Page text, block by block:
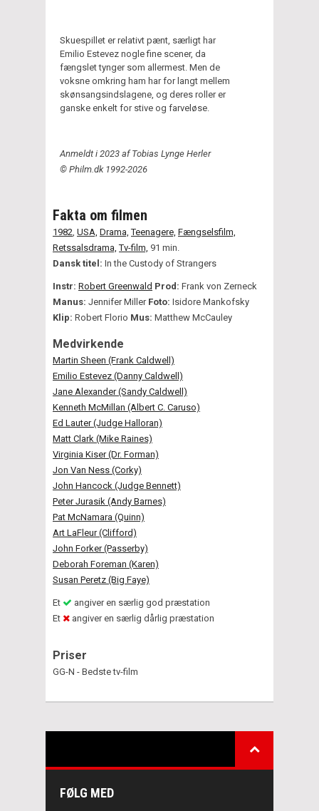
Skuespillet er relativt pænt, særligt har
Emilio Estevez nogle fine scener, da
fængslet tynger som allermest. Men de
voksne omkring ham har for langt mellem
skønsangsindslagene, og deres roller er
ganske enkelt for stive og farveløse.
Anmeldt i 2023 af Tobias Lynge Herler
© Philm.dk 1992-2026
Fakta om filmen
1982 USA, Drama, Teenagere, Fængselsfilm,
Retssalsdrama, Tv-film, 91 min.
Dansk titel: In the Custody of Strangers
Instr: Robert Greenwald Prod: Frank von Zerneck
Manus: Jennifer Miller Foto: Isidore Mankofsky
Klip: Robert Florio Mus: Matthew McCauley
Medvirkende
Martin Sheen (Frank Caldwell)
Emilio Estevez (Danny Caldwell)
Jane Alexander (Sandy Caldwell)
Kenneth McMillan (Albert C. Caruso)
Ed Lauter (Judge Halloran)
Matt Clark (Mike Raines)
Virginia Kiser (Dr. Forman)
Jon Van Ness (Corky)
John Hancock (Judge Bennett)
Peter Jurasik (Andy Barnes)
Pat McNamara (Quinn)
Art LaFleur (Clifford)
John Forker (Passerby)
Deborah Foreman (Karen)
Susan Peretz (Big Faye)
Et
angiver en særlig god præstation
Et
angiver en særlig dårlig præstation
Priser
GG-N - Bedste tv-film
FØLG MED